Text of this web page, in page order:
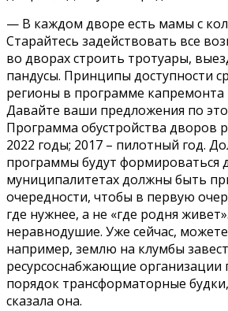
— В каждом дворе есть мамы с
Старайтесь задействовать все
во дворах строить тротуары,
пандусы. Принципы доступности
регионы в программе капремонта
Давайте ваши предложения по
Программа обустройства дворов
2022 годы; 2017 – пилотный год.
программы будут формироваться
муниципалитетах должны быть
очередности, чтобы в первую
где нужнее, а не «где родня
неравнодушие. Уже сейчас,
например, землю на клумбы
ресурсоснабжающие организации
порядок трансформаторные
сказала она.